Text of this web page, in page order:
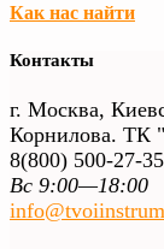
Как нас найти
Контакты
г. Москва,
Корнилова. ТК
8(800) 500-27-35
Вс 9:00—18:00